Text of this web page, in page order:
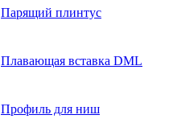
Парящий плинтус
Плавающая вставка DML
Профиль для ниш